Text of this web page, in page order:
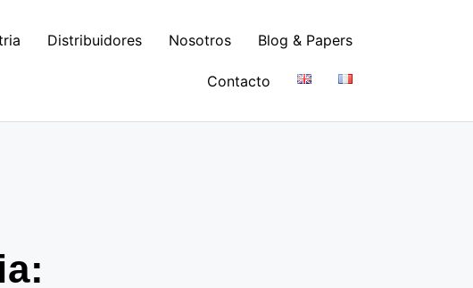
Distribuidores Nosotros Blog & Papers
Contacto